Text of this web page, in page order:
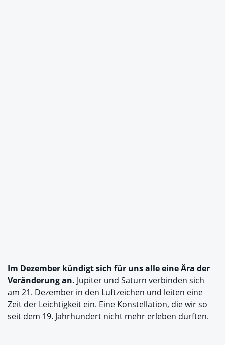
Im Dezember kündigt sich für uns alle eine Ära der
Veränderung an. Jupiter und Saturn verbinden sich
am 21. Dezember in den Luftzeichen und leiten eine
Zeit der Leichtigkeit ein. Eine Konstellation, die wir so
seit dem 19. Jahrhundert nicht mehr erleben durften.